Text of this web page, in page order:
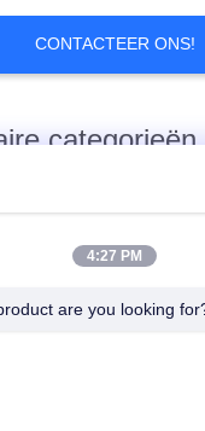
van de buis
in het de industrie
dozens
CONTACTEER ONS!
categorieën
Semi
4:27 PM
are you looking